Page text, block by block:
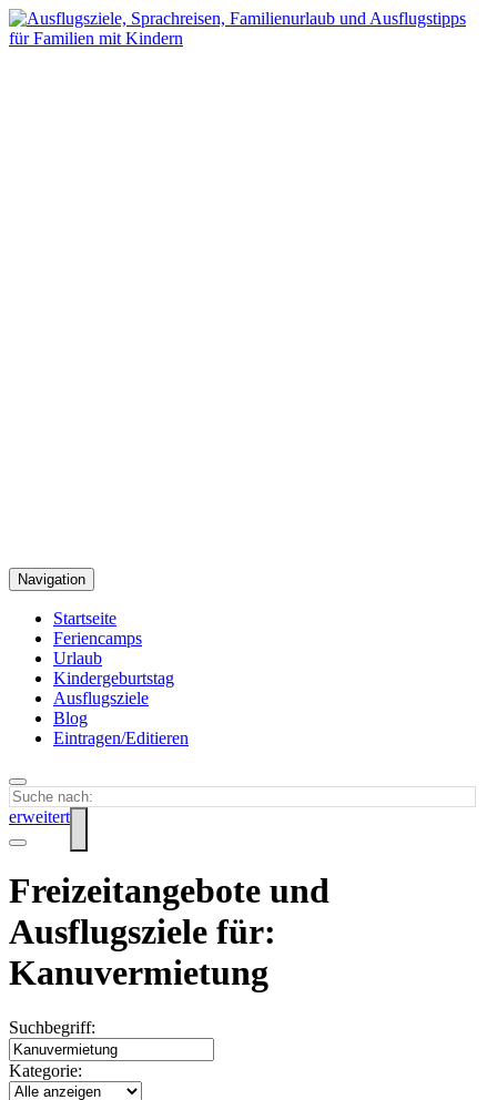
Navigation
Startseite
Feriencamps
Urlaub
Kindergeburtstag
Ausflugsziele
Blog
Eintragen/Editieren
erweitert
Freizeitangebote und
Ausflugsziele für:
Kanuvermietung
Suchbegriff:
Kategorie: